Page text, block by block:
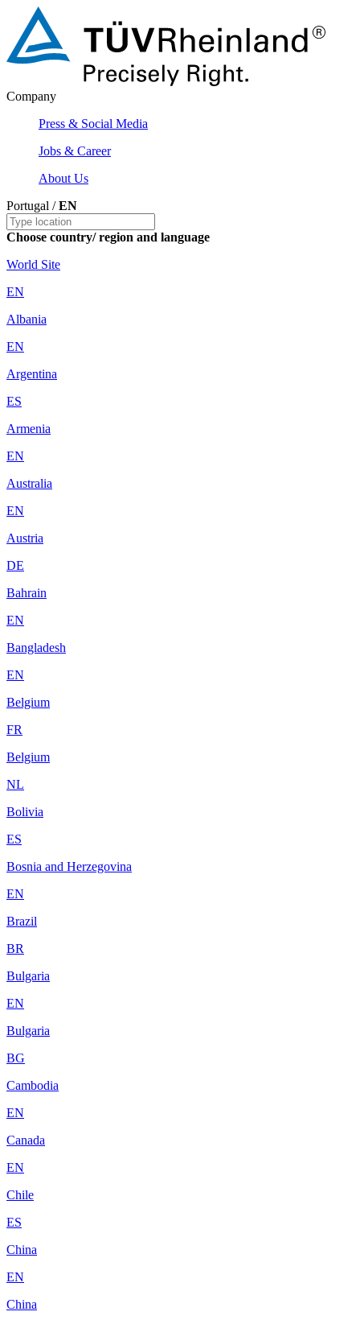
Company
Press & Social Media
Jobs & Career
About Us
Portugal /EN
Choose country/ region and language
World Site
EN
Albania
EN
Argentina
ES
Armenia
EN
Australia
EN
Austria
DE
Bahrain
EN
Bangladesh
EN
Belgium
FR
Belgium
NL
Bolivia
ES
Bosnia and Herzegovina
EN
Brazil
BR
Bulgaria
EN
Bulgaria
BG
Cambodia
EN
Canada
EN
Chile
ES
China
EN
China